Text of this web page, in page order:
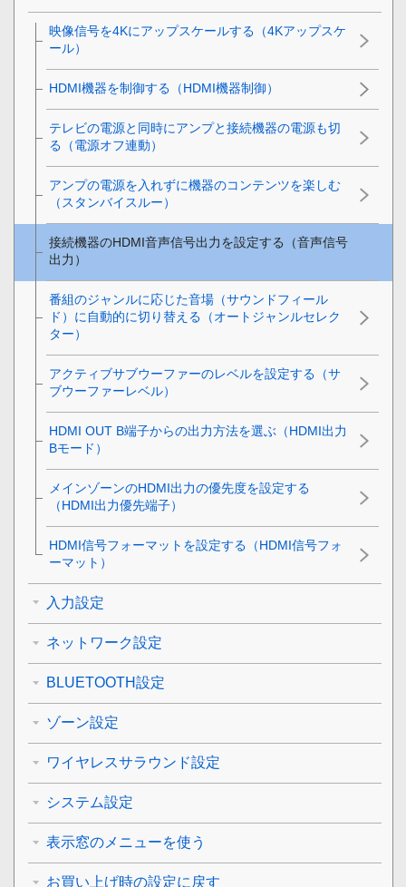
映像信号を4Kにアップスケールする（4Kアップスケ
ール）
HDMI機器を制御する（HDMI機器制御）
テレビの電源と同時にアンプと接続機器の電源も切
る（電源オフ連動）
アンプの電源を入れずに機器のコンテンツを楽しむ
（ スタンバイスルー）
接続機器のHDMI音声信号出力を設定する（音声信号
出力 ）
番組のジャンルに応じた音場（サウンドフィール
ド）に自動的に切り替える（オートジャンルセレク
ター）
アクティブサブウーファーのレベルを設定する（サ
ブウーファーレベル）
HDMI OUT B端子からの出力方法を選ぶ（HDMI出力
Bモード）
メインゾーンのHDMI出力の優先度を設定する
（HDMI出力優先端子）
HDMI信号フォーマットを設定する（HDMI信号フォ
ーマット ）
入力設定
ネットワーク設定
BLUETOOTH設定
ゾーン設定
ワイヤレスサラウンド設定
システム設定
表示窓のメニューを使う
お買い上げ時の設定に戻す